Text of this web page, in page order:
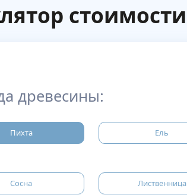
стоимости
древесины:
Пихта Ель
Сосна Лиственница